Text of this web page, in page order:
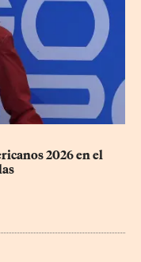
2026 en el